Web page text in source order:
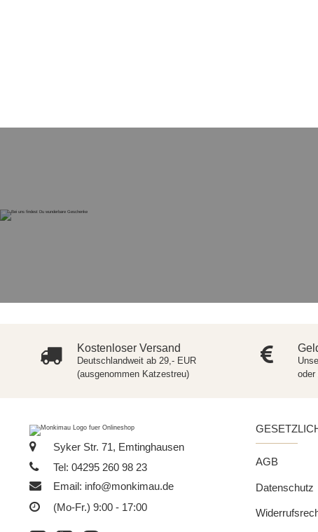
Kostenloser Versand
Deutschlandweit ab 29,- EUR
(ausgenommen Katzestreu)
oder
Syker Str. 71, Emtinghausen
Tel: 04295 260 98 23
Email: info@monkimau.de
(Mo-Fr.) 9:00 - 17:00
AGB
Datenschutz